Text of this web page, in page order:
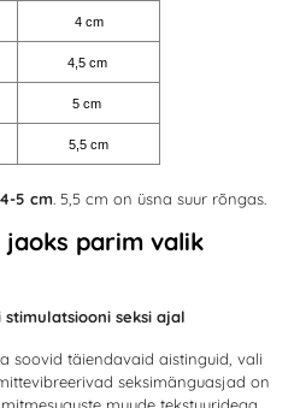
4 cm
4,5 cm
5 cm
5,5 cm
4-5 cm. 5,5 cm on üsna suur rõngas.
jaoks parim valik
seksi ajal
soovid täiendavaid aistinguid, vali
seksimänguasjad on